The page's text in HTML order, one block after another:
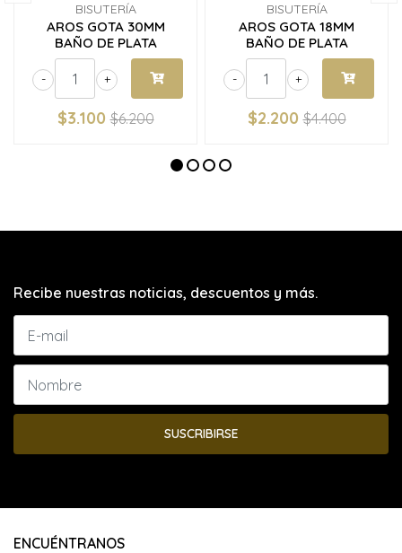
BISUTERÍA
AROS GOTA 30MM
BAÑO DE PLATA
+
-
$3.100 $6.200
BISUTERÍA
AROS GOTA 18MM
BAÑO DE PLATA
+
-
$2.200 $4.400
Recibe nuestras noticias, descuentos y más.
SUSCRIBIRSE
ENCUÉNTRANOS